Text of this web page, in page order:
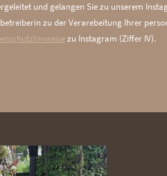
und gelangen Sie zu unserem
zu der Verarebeitung Ihrer
zu Instagram (Ziffer IV).